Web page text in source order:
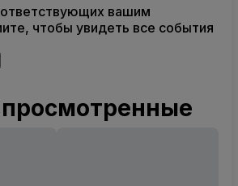
вашим
чтобы увидеть все события